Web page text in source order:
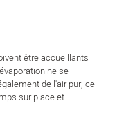
être accueillants
ne se
de l'air pur, ce
sur place et